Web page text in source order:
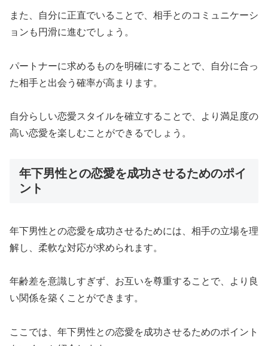
また、自分に正直でいることで、相手とのコミュニケーシ
ョンも円滑に進むでしょう。
パートナーに求めるものを明確にすることで、自分に合っ
た相手と出会う確率が高まります。
自分らしい恋愛スタイルを確立することで、より満足度の
高い恋愛を楽しむことができるでしょう。
年下男性との恋愛を成功させるためのポイ
ント
年下男性との恋愛を成功させるためには、相手の立場を理
解し、柔軟な対応が求められます。
年齢差を意識しすぎず、お互いを尊重することで、より良
い関係を築くことができます。
ここでは、年下男性との恋愛を成功させるためのポイント